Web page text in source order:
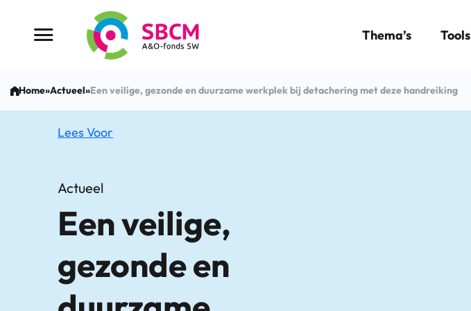
Menu button Thema’s Tools
Home»Actueel»Een veilige, gezonde en duurzame werkplek bij detachering met deze handreiking
Lees Voor
Actueel
Een veilige,
gezonde en